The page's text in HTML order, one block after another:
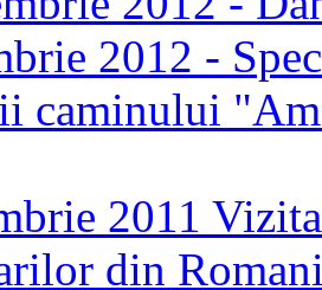
2012 -
caminului
2011
din